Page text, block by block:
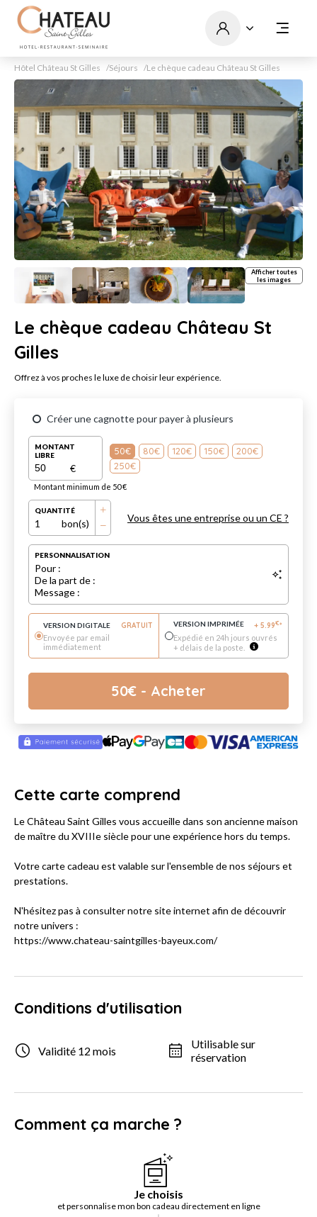
Hôtel Château St Gilles Séjours Le chèque cadeau Château St Gilles
Afficher toutes
les images
Le chèque cadeau Château St
Gilles
Offrez à vos proches le luxe de choisir leur expérience.
Créer une cagnotte pour payer à plusieurs
MONTANT
LIBRE
€
50€ 80€ 120€ 150€
200€
250€
Montant minimum de 50 €
QUANTITÉ
1 bon(s) Vous êtes une entreprise ou un CE ?
PERSONNALISATION
Pour :
De la part de :
Message :
VERSION DIGITALE
GRATUIT
Envoyée par email
immédiatement
VERSION IMPRIMÉE + 5.99€*
Expédié en 24h jours ouvrés
+ délais de la poste.
50€ - Acheter
Cette carte comprend
Le Château Saint Gilles vous accueille dans son ancienne maison
de maître du XVIIIe siècle pour une expérience hors du temps.
Votre carte cadeau est valable sur l'ensemble de nos séjours et
prestations.
N'hésitez pas à consulter notre site internet afin de découvrir
notre univers :
https://www.chateau-saintgilles-bayeux.com/
Conditions d'utilisation
Validité 12 mois
Utilisable sur
réservation
Comment ça marche ?
Je choisis
et personnalise mon bon cadeau directement en ligne